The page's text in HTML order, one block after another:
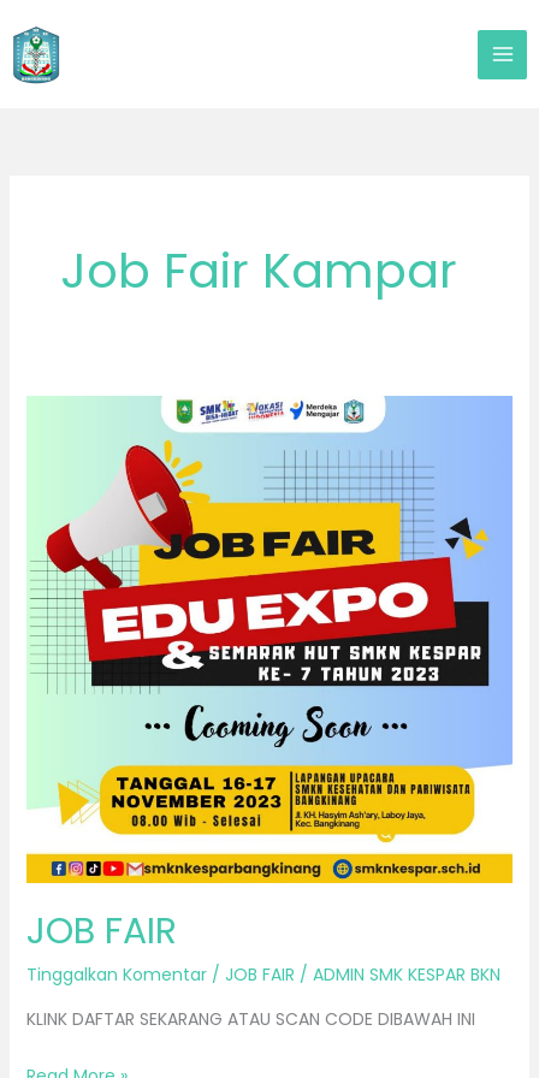
ke
konten
Job Fair Kampar
JOB FAIR
Tinggalkan Komentar / JOB FAIR / ADMIN SMK KESPAR BKN
KLINK DAFTAR SEKARANG ATAU SCAN CODE DIBAWAH INI